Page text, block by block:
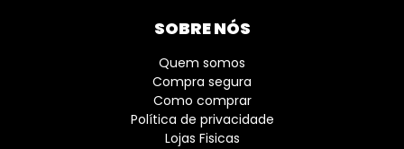
SOBRE NÓS
Quem somos
Compra segura
Como comprar
Política de privacidade
Lojas Fisicas